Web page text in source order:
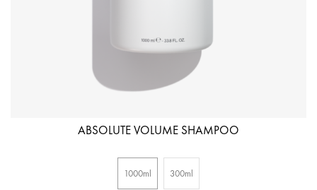
ABSOLUTE VOLUME SHAMPOO
1000ml 300ml